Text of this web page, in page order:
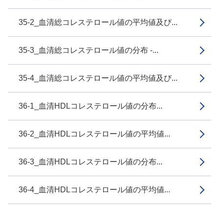
35-2_血清総コレステロール値の平均値及び...
35-3_血清総コレステロール値の分布 -...
35-4_血清総コレステロール値の平均値及び...
36-1_血清HDLコレステロール値の分布...
36-2_血清HDLコレステロール値の平均値...
36-3_血清HDLコレステロール値の分布...
36-4_血清HDLコレステロール値の平均値...